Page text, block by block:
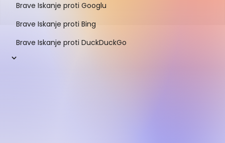
Brave Iskanje proti Googlu
Brave Iskanje proti Bing
Brave Iskanje proti DuckDuckGo
PRIMERJAVA IZ OČI V OČI